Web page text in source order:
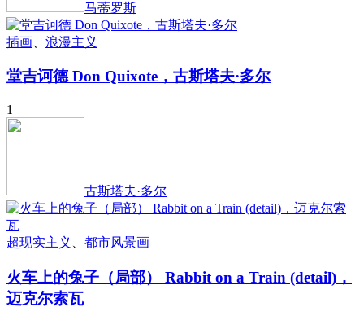
马蒂罗斯
插画 浪漫主义
堂吉诃德 Don Quixote，古斯塔夫·多尔
1
古斯塔夫·多尔
超现实主义 都市风景画
火车上的兔子（局部） Rabbit on a Train (detail)，
迈克尔索瓦